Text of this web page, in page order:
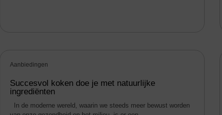
Aanbiedingen
Succesvol koken doe je met natuurlijke
ingrediënten
In de moderne wereld, waarin we steeds meer bewust worden